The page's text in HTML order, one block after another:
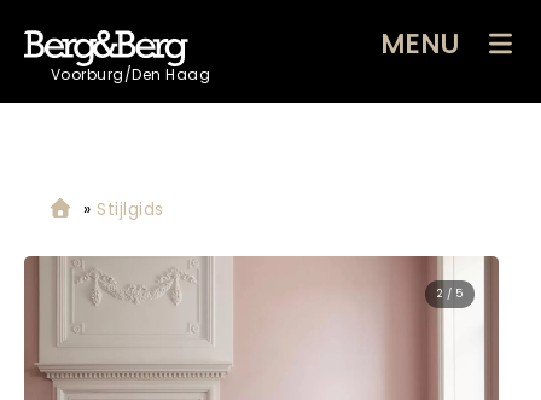
Voorburg/Den Haag
MENU
» Stijlgids
2 / 5